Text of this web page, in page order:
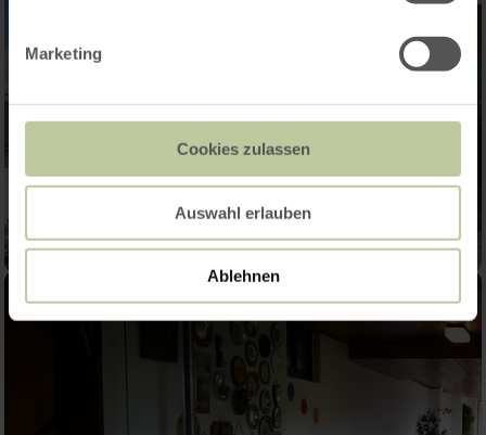
Marketing
Cookies zulassen
Auswahl erlauben
Ablehnen